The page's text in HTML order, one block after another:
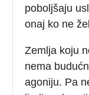
poboljšaju
onaj ko ne
Zemlja koju
nema
agoniju. Pa